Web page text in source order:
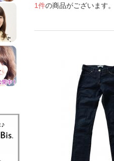
1件の商品がございます。